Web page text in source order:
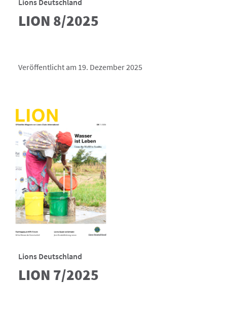
LION 8/2025
Veröffentlicht am 19. Dezember 2025
Lions Deutschland
LION 7/2025